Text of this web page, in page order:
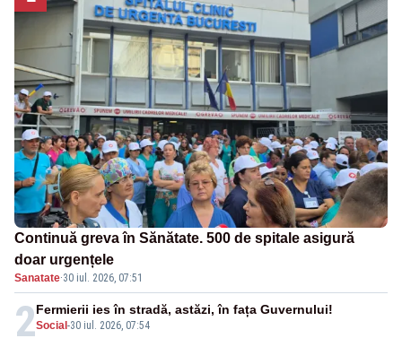
Continuă greva în Sănătate. 500 de spitale asigură
doar urgențele
Sanatate·30 iul. 2026, 07:51
2Social -30 iul. 2026, 07:54
Fermierii ies în stradă, astăzi, în fața Guvernului!